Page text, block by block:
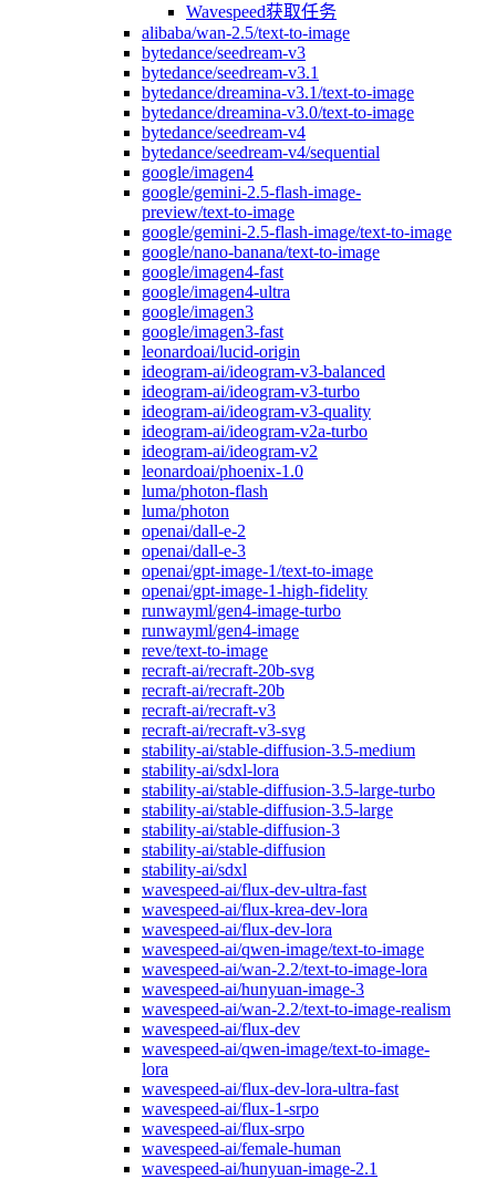
Wavespeed获取任务
alibaba/wan-2.5/text-to-image
bytedance/seedream-v3
bytedance/seedream-v3.1
bytedance/dreamina-v3.1/text-to-image
bytedance/dreamina-v3.0/text-to-image
bytedance/seedream-v4
bytedance/seedream-v4/sequential
google/imagen4
google/gemini-2.5-flash-image-
preview/text-to-image
google/gemini-2.5-flash-image/text-to-image
google/nano-banana/text-to-image
google/imagen4-fast
google/imagen4-ultra
google/imagen3
google/imagen3-fast
leonardoai/lucid-origin
ideogram-ai/ideogram-v3-balanced
ideogram-ai/ideogram-v3-turbo
ideogram-ai/ideogram-v3-quality
ideogram-ai/ideogram-v2a-turbo
ideogram-ai/ideogram-v2
leonardoai/phoenix-1.0
luma/photon-flash
luma/photon
openai/dall-e-2
openai/dall-e-3
openai/gpt-image-1/text-to-image
openai/gpt-image-1-high-fidelity
runwayml/gen4-image-turbo
runwayml/gen4-image
reve/text-to-image
recraft-ai/recraft-20b-svg
recraft-ai/recraft-20b
recraft-ai/recraft-v3
recraft-ai/recraft-v3-svg
stability-ai/stable-diffusion-3.5-medium
stability-ai/sdxl-lora
stability-ai/stable-diffusion-3.5-large-turbo
stability-ai/stable-diffusion-3.5-large
stability-ai/stable-diffusion-3
stability-ai/stable-diffusion
stability-ai/sdxl
wavespeed-ai/flux-dev-ultra-fast
wavespeed-ai/flux-krea-dev-lora
wavespeed-ai/flux-dev-lora
wavespeed-ai/qwen-image/text-to-image
wavespeed-ai/wan-2.2/text-to-image-lora
wavespeed-ai/hunyuan-image-3
wavespeed-ai/wan-2.2/text-to-image-realism
wavespeed-ai/flux-dev
wavespeed-ai/qwen-image/text-to-image-
lora
wavespeed-ai/flux-dev-lora-ultra-fast
wavespeed-ai/flux-1-srpo
wavespeed-ai/flux-srpo
wavespeed-ai/female-human
wavespeed-ai/hunyuan-image-2.1